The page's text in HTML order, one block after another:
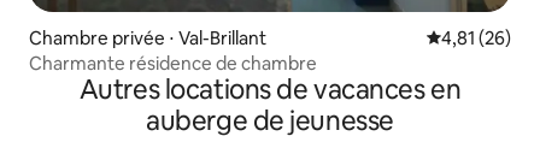
Chambre privée ⋅ Val-Brillant Évaluation
4,81 (26)
Charmante résidence de chambre
Autres locations de vacances en
auberge de jeunesse